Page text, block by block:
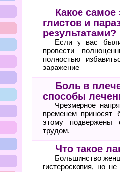
Какое
глистов и
результатами?
Если у вас были
провести
полностью
заражение.
Боль в
способы
Чрезмерное
временем
этому подвержены
трудом.
Что такое
Большинство
гистероскопия, но